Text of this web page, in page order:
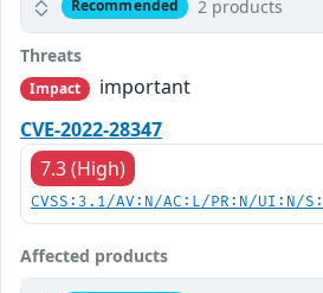
Recommended 2 products
Threats
Impact
important
CVE-2022-28347
7.3 (High)
CVSS:3.1/AV:N/AC:L/PR:N/UI:N/
Affected products